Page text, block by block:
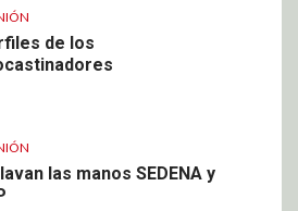
de los
las manos SEDENA y